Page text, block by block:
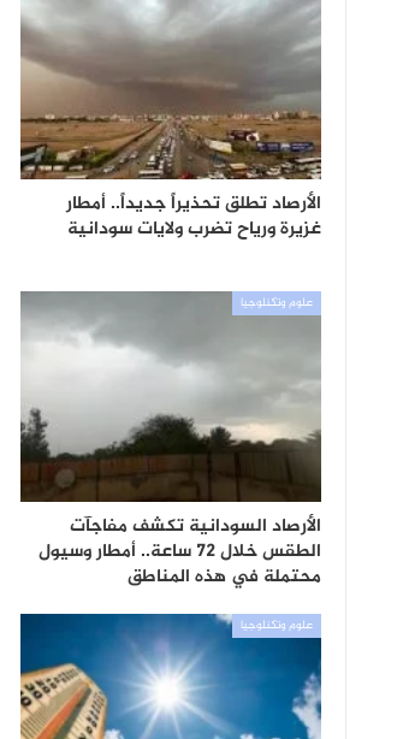
الأرصاد تطلق تحذيراً جديداً.. أمطار
غزيرة ورياح تضرب ولايات سودانية
علوم وتكنلوجيا
الأرصاد السودانية تكشف مفاجآت
الطقس خلال 72 ساعة.. أمطار وسيول
محتملة في هذه المناطق
علوم وتكنلوجيا